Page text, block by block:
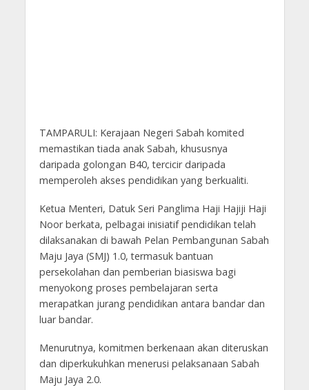
TAMPARULI: Kerajaan Negeri Sabah komited
memastikan tiada anak Sabah, khususnya
daripada golongan B40, tercicir daripada
memperoleh akses pendidikan yang berkualiti.
Ketua Menteri, Datuk Seri Panglima Haji Hajiji Haji
Noor berkata, pelbagai inisiatif pendidikan telah
dilaksanakan di bawah Pelan Pembangunan Sabah
Maju Jaya (SMJ) 1.0, termasuk bantuan
persekolahan dan pemberian biasiswa bagi
menyokong proses pembelajaran serta
merapatkan jurang pendidikan antara bandar dan
luar bandar.
Menurutnya, komitmen berkenaan akan diteruskan
dan diperkukuhkan menerusi pelaksanaan Sabah
Maju Jaya 2.0.